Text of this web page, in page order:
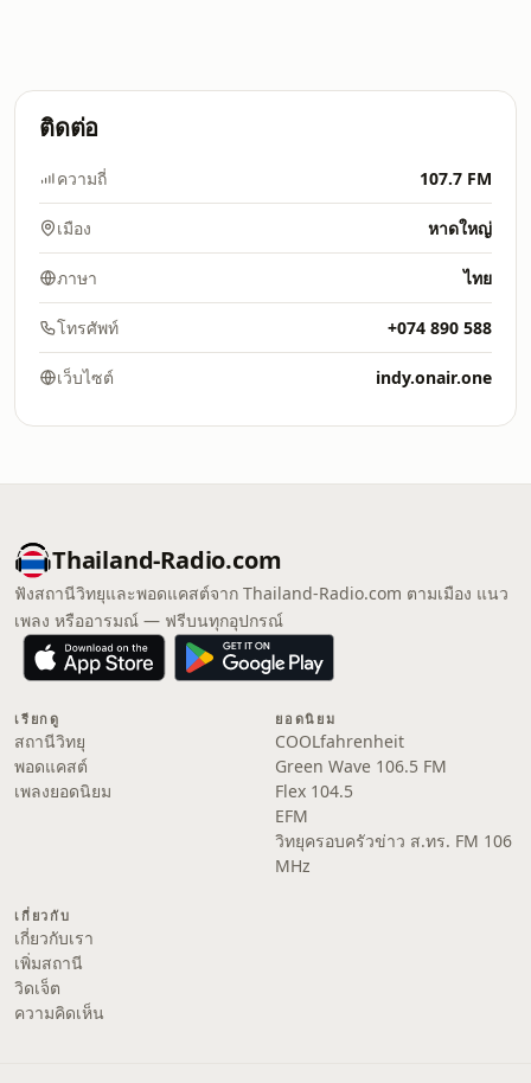
ติดต่อ
ความถี่ 107.7 FM
เมือง หาดใหญ่
ภาษา ไทย
โทรศัพท์ +074 890 588
เว็บไซต์ indy.onair.one
Thailand-Radio.com
ฟังสถานีวิทยุและพอดแคสต์จาก Thailand-Radio.com ตามเมือง แนว
เพลง หรืออารมณ์ — ฟรีบนทุกอุปกรณ์
เรียกดู
สถานีวิทยุ
พอดแคสต์
เพลงยอดนิยม
ยอดนิยม
COOLfahrenheit
Green Wave 106.5 FM
Flex 104.5
EFM
วิทยุครอบครัวข่าว ส.ทร. FM 106
MHz
เกี่ยวกับ
เกี่ยวกับเรา
เพิ่มสถานี
วิดเจ็ต
ความคิดเห็น